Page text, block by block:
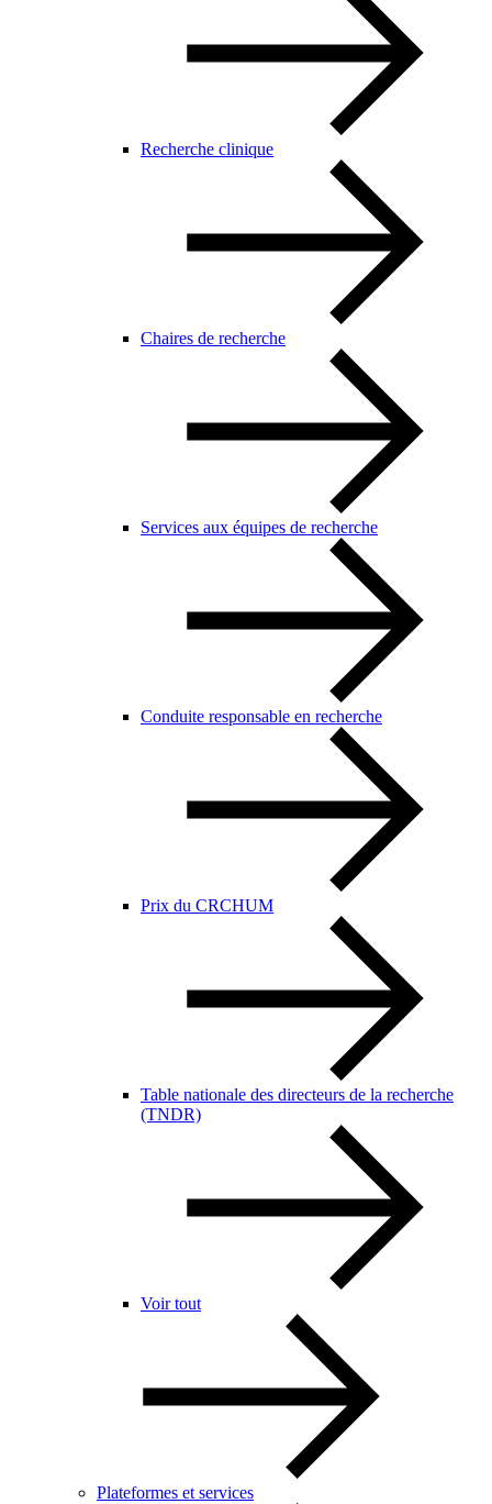
Recherche clinique
Chaires de recherche
Services aux équipes de recherche
Conduite responsable en recherche
Prix du CRCHUM
Table nationale des directeurs de la recherche
(TNDR)
Voir tout
Plateformes et services